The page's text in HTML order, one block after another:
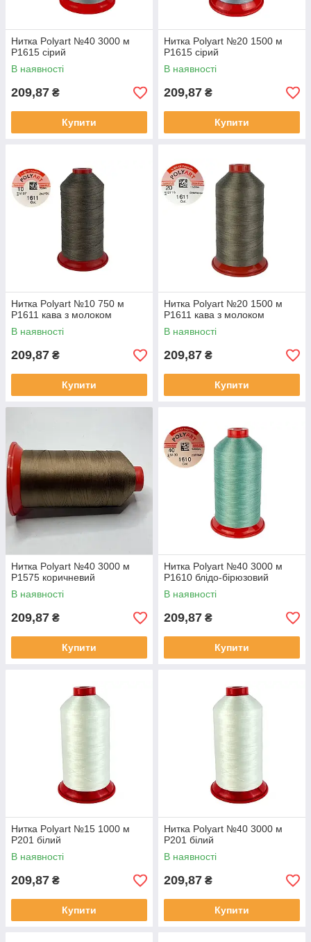
Нитка Polyart №40 3000 м
Р1615 сірий
В наявності
209,87 ₴
Купити
Нитка Polyart №20 1500 м
Р1615 сірий
В наявності
209,87 ₴
Купити
Нитка Polyart №10 750 м
Р1611 кава з молоком
В наявності
209,87 ₴
Купити
Нитка Polyart №20 1500 м
Р1611 кава з молоком
В наявності
209,87 ₴
Купити
Нитка Polyart №40 3000 м
Р1575 коричневий
В наявності
209,87 ₴
Купити
Нитка Polyart №40 3000 м
Р1610 блідо-бірюзовий
В наявності
209,87 ₴
Купити
Нитка Polyart №15 1000 м
Р201 білий
В наявності
209,87 ₴
Купити
Нитка Polyart №40 3000 м
Р201 білий
В наявності
209,87 ₴
Купити